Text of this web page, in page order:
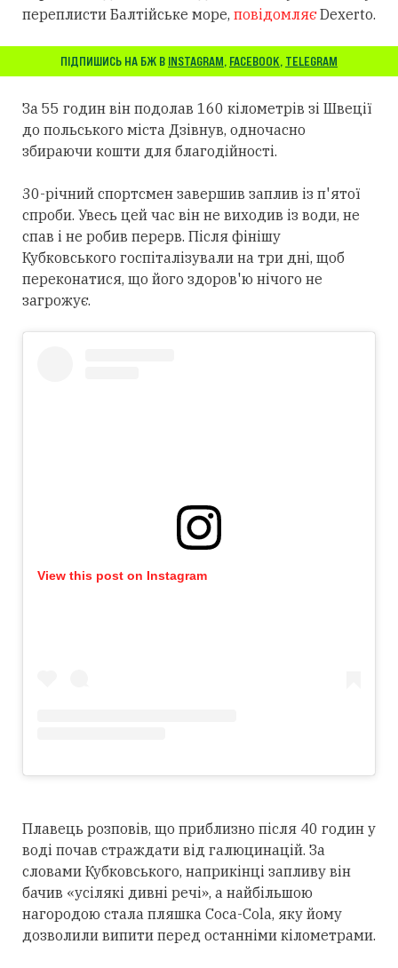
переплисти Балтійське море, повідомляєDexerto.
ПІДПИШИСЬ НА БЖ В INSTAGRAM, FACEBOOK, TELEGRAM
За 55 годин він подолав 160 кілометрів зі Швеції
до польського міста Дзівнув, одночасно
збираючи кошти для благодійності.
30-річний спортсмен завершив заплив із п'ятої
спроби. Увесь цей час він не виходив із води, не
спав і не робив перерв. Після фінішу
Кубковського госпіталізували на три дні, щоб
переконатися, що його здоров'ю нічого не
загрожує.
View this post on Instagram
Плавець розповів, що приблизно після 40 годин у
воді почав страждати від галюцинацій. За
словами Кубковського, наприкінці запливу він
бачив «усілякі дивні речі», а найбільшою
нагородою стала пляшка Coca-Cola, яку йому
дозволили випити перед останніми кілометрами.